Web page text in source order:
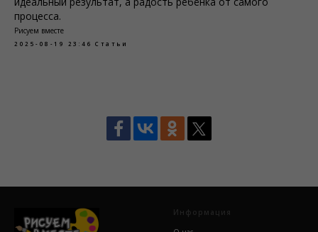
процесса.
Рисуем вместе
2025-08-19 23:46 Статьи
Информация